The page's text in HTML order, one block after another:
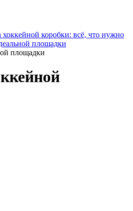
хоккейной коробки: всё, что нужно
площадки
площадки